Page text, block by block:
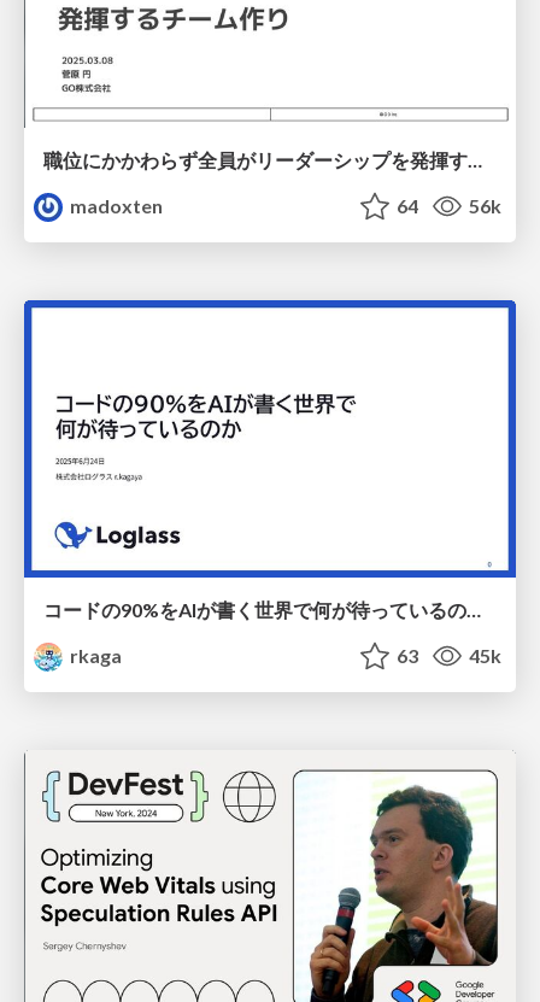
職位にかかわらず全員がリーダーシップを発揮するチーム作り / Building a team where everyone can demonstrate leadership regardless of position
madoxten
64 56k
コードの90%をAIが書く世界で何が待っているのか / What awaits us in a world where 90% of the code is written by AI
rkaga
63 45k